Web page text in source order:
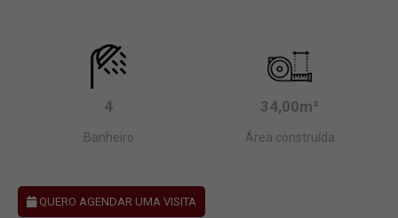
4
Banheiro
34,00m²
Área construída
QUERO AGENDAR UMA VISITA